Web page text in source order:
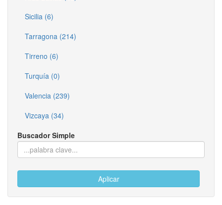
Sicilia (6)
Tarragona (214)
Tirreno (6)
Turquía (0)
Valencia (239)
Vizcaya (34)
Buscador Simple
Aplicar